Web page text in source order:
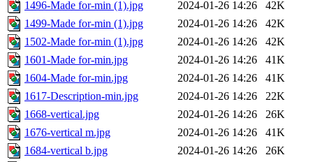
1496-Made for-min (1).jpg
2024-01-26 14:26
42K
1499-Made for-min (1).jpg
2024-01-26 14:26
42K
1502-Made for-min (1).jpg
2024-01-26 14:26
42K
1601-Made for-min.jpg
2024-01-26 14:26
41K
1604-Made for-min.jpg
2024-01-26 14:26
41K
1617-Description-min.jpg
2024-01-26 14:26
22K
1668-vertical.jpg
2024-01-26 14:26
26K
1676-vertical m.jpg
2024-01-26 14:26
41K
1684-vertical b.jpg
2024-01-26 14:26
26K